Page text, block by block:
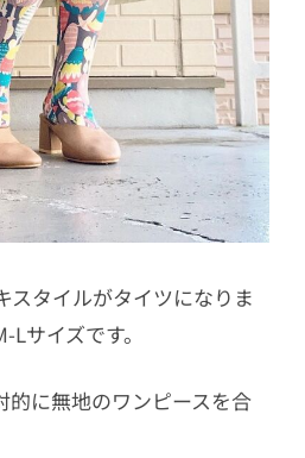
スタイルがタイツになりま
サイズです。
的に無地のワンピースを合